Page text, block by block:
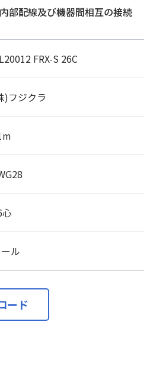
部配線及び機器間相互の接続
FRX-S 26C
)フジクラ
心
ル
ード